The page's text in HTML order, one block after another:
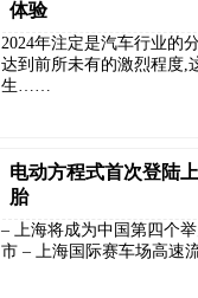
体验
2024年注定是汽车行业的
达到前所未有的激烈程度,
生……
电动方程式首次登陆
胎
– 上海将成为中国第四个
市 – 上海国际赛车场高